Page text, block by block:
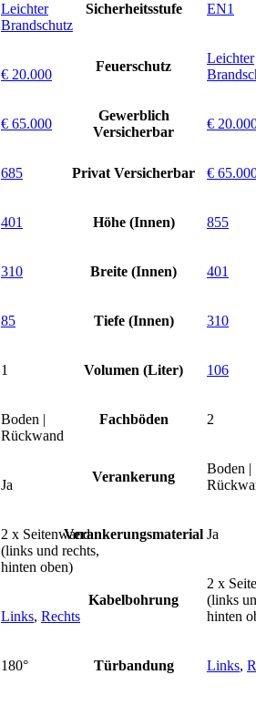
Leichter
Brandschutz
€ 20.000
€ 65.000
685
401
310
85
1
Boden |
Rückwand
Ja
2 x Seitenwand
(links und rechts,
hinten oben)
Links, Rechts
180°
Sicherheitsstufe EN1
Feuerschutz
Leichter
Gewerblich
Versicherbar
€
Privat Versicherbar €
Höhe (Innen) 855
Breite (Innen) 401
Tiefe (Innen) 310
Volumen (Liter) 106
Fachböden 2
Verankerung
Boden |
Verankerungsmaterial Ja
Kabelbohrung
2 x
(links
hinten
Türbandung Links,